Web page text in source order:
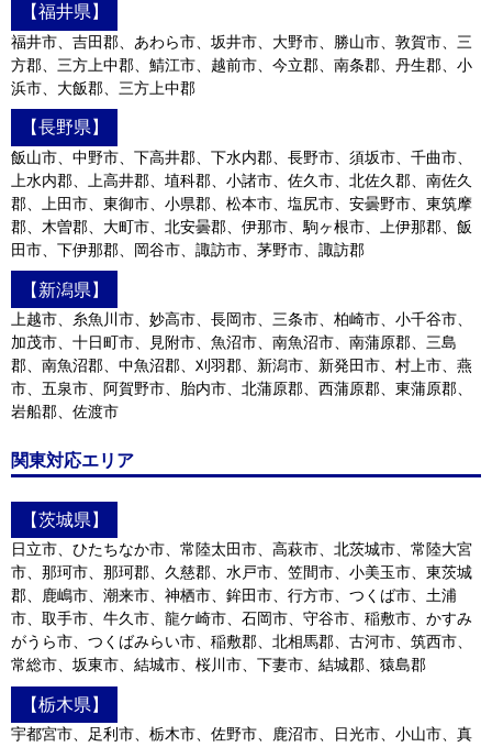
【福井県】
福井市、吉田郡、あわら市、坂井市、大野市、勝山市、敦賀市、三
方郡、三方上中郡、鯖江市、越前市、今立郡、南条郡、丹生郡、小
浜市、大飯郡、三方上中郡
【長野県】
飯山市、中野市、下高井郡、下水内郡、長野市、須坂市、千曲市、
上水内郡、上高井郡、埴科郡、小諸市、佐久市、北佐久郡、南佐久
郡、上田市、東御市、小県郡、松本市、塩尻市、安曇野市、東筑摩
郡、木曽郡、大町市、北安曇郡、伊那市、駒ヶ根市、上伊那郡、飯
田市、下伊那郡、岡谷市、諏訪市、茅野市、諏訪郡
【新潟県】
上越市、糸魚川市、妙高市、長岡市、三条市、柏崎市、小千谷市、
加茂市、十日町市、見附市、魚沼市、南魚沼市、南蒲原郡、三島
郡、南魚沼郡、中魚沼郡、刈羽郡、新潟市、新発田市、村上市、燕
市、五泉市、阿賀野市、胎内市、北蒲原郡、西蒲原郡、東蒲原郡、
岩船郡、佐渡市
関東対応エリア
【茨城県】
日立市、ひたちなか市、常陸太田市、高萩市、北茨城市、常陸大宮
市、那珂市、那珂郡、久慈郡、水戸市、笠間市、小美玉市、東茨城
郡、鹿嶋市、潮来市、神栖市、鉾田市、行方市、つくば市、土浦
市、取手市、牛久市、龍ケ崎市、石岡市、守谷市、稲敷市、かすみ
がうら市、つくばみらい市、稲敷郡、北相馬郡、古河市、筑西市、
常総市、坂東市、結城市、桜川市、下妻市、結城郡、猿島郡
【栃木県】
宇都宮市、足利市、栃木市、佐野市、鹿沼市、日光市、小山市、真